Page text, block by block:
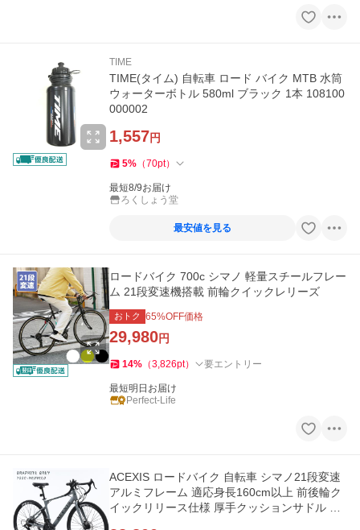
TIME
TIME(タイム) 自転車 ロード バイク MTB 水筒
ウォーターボトル 580ml ブラック 1本 108100
000002
1,557円
5% （70pt）
最短8/9お届け
ろくしょう堂
最安値を見る
ロードバイク 700c シマノ 軽量スチールフレー
ム 21段変速機搭載 前輪クイックレリーズ
おトク 65%OFF価格
29,980円
14% （3,826pt） 要エントリー
最短明日お届け
Perfect-Life
ACEXIS ロードバイク 自転車 シマノ21段変速
アルミフレーム 適応身長160cm以上 前後輪ク
イックリリース仕様 厚手クッションサドル デ